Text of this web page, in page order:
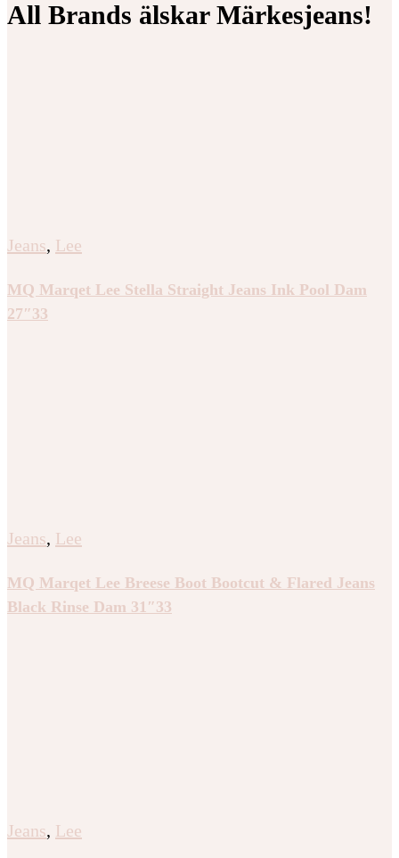
All Brands älskar Märkesjeans!
Jeans, Lee
MQ Marqet Lee Stella Straight Jeans Ink Pool Dam
27″33
Jeans, Lee
MQ Marqet Lee Breese Boot Bootcut & Flared Jeans
Black Rinse Dam 31″33
Jeans, Lee